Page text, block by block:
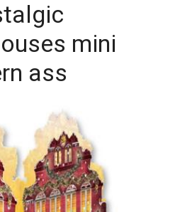
mini
ass